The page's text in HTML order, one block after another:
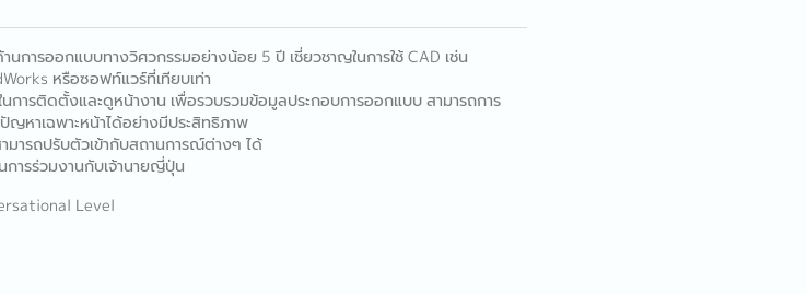
นการออกแบบทางวิศวกรรมอย่างน้อย 5 ปี เชี่ยวชาญในการใช้ CAD เช่น
หรือซอฟท์แวร์ที่เทียบเท่า
การติดตั้งและดูหน้างาน เพื่อรวบรวมข้อมูลประกอบการออกแบบ สามารถการ
ปัญหาเฉพาะหน้าได้อย่างมีประสิทธิภาพ
มารถปรับตัวเข้ากับสถานการณ์ต่างๆ ได้
การร่วมงานกับเจ้านายญี่ปุ่น
Level